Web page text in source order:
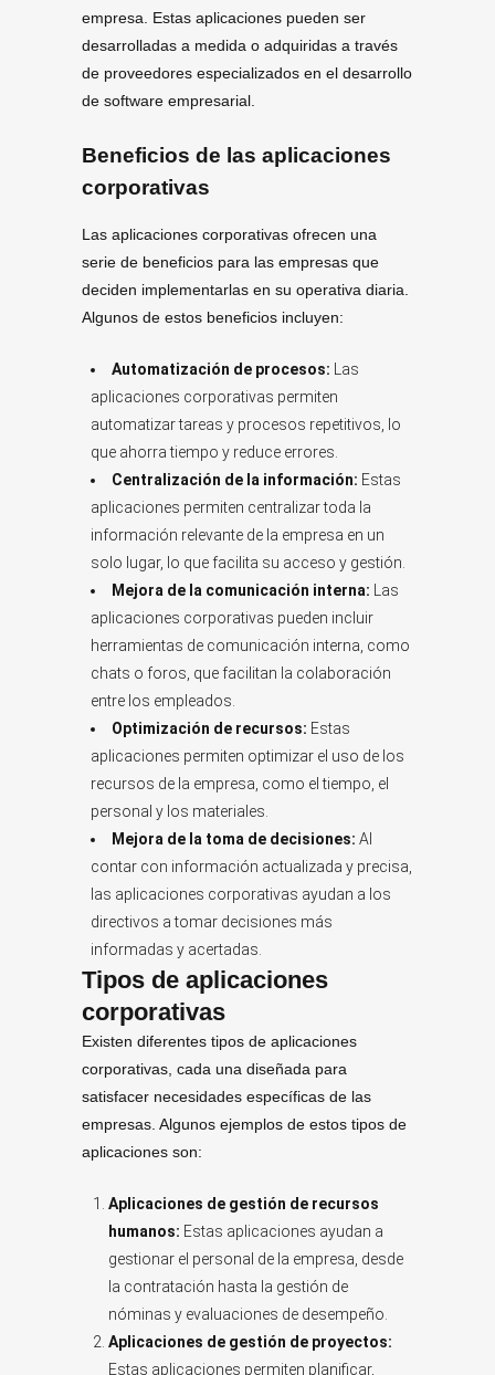
empresa. Estas aplicaciones pueden ser
desarrolladas a medida o adquiridas a través
de proveedores especializados en el desarrollo
de software empresarial.
Beneficios de las aplicaciones
corporativas
Las aplicaciones corporativas ofrecen una
serie de beneficios para las empresas que
deciden implementarlas en su operativa diaria.
Algunos de estos beneficios incluyen:
Automatización de procesos: Las
aplicaciones corporativas permiten
automatizar tareas y procesos repetitivos, lo
que ahorra tiempo y reduce errores.
Centralización de la información: Estas
aplicaciones permiten centralizar toda la
información relevante de la empresa en un
solo lugar, lo que facilita su acceso y gestión.
Mejora de la comunicación interna: Las
aplicaciones corporativas pueden incluir
herramientas de comunicación interna, como
chats o foros, que facilitan la colaboración
entre los empleados.
Optimización de recursos: Estas
aplicaciones permiten optimizar el uso de los
recursos de la empresa, como el tiempo, el
personal y los materiales.
Mejora de la toma de decisiones: Al
contar con información actualizada y precisa,
las aplicaciones corporativas ayudan a los
directivos a tomar decisiones más
informadas y acertadas.
Tipos de aplicaciones
corporativas
Existen diferentes tipos de aplicaciones
corporativas, cada una diseñada para
satisfacer necesidades específicas de las
empresas. Algunos ejemplos de estos tipos de
aplicaciones son:
Aplicaciones de gestión de recursos
humanos: Estas aplicaciones ayudan a
gestionar el personal de la empresa, desde
la contratación hasta la gestión de
nóminas y evaluaciones de desempeño.
Aplicaciones de gestión de proyectos:
Estas aplicaciones permiten planificar,